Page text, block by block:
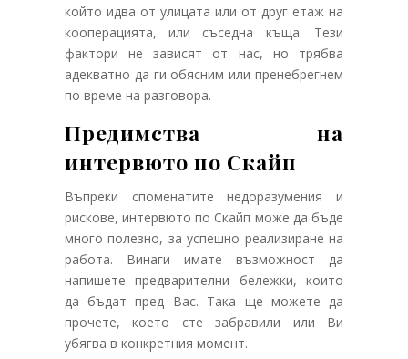
който идва от улицата или от друг етаж на
кооперацията, или съседна къща. Тези
фактори не зависят от нас, но трябва
адекватно да ги обясним или пренебрегнем
по време на разговора.
Предимства на
интервюто по Скайп
Въпреки споменатите недоразумения и
рискове, интервюто по Скайп може да бъде
много полезно, за успешно реализиране на
работа. Винаги имате възможност да
напишете предварителни бележки, които
да бъдат пред Вас. Така ще можете да
прочете, което сте забравили или Ви
убягва в конкретния момент.